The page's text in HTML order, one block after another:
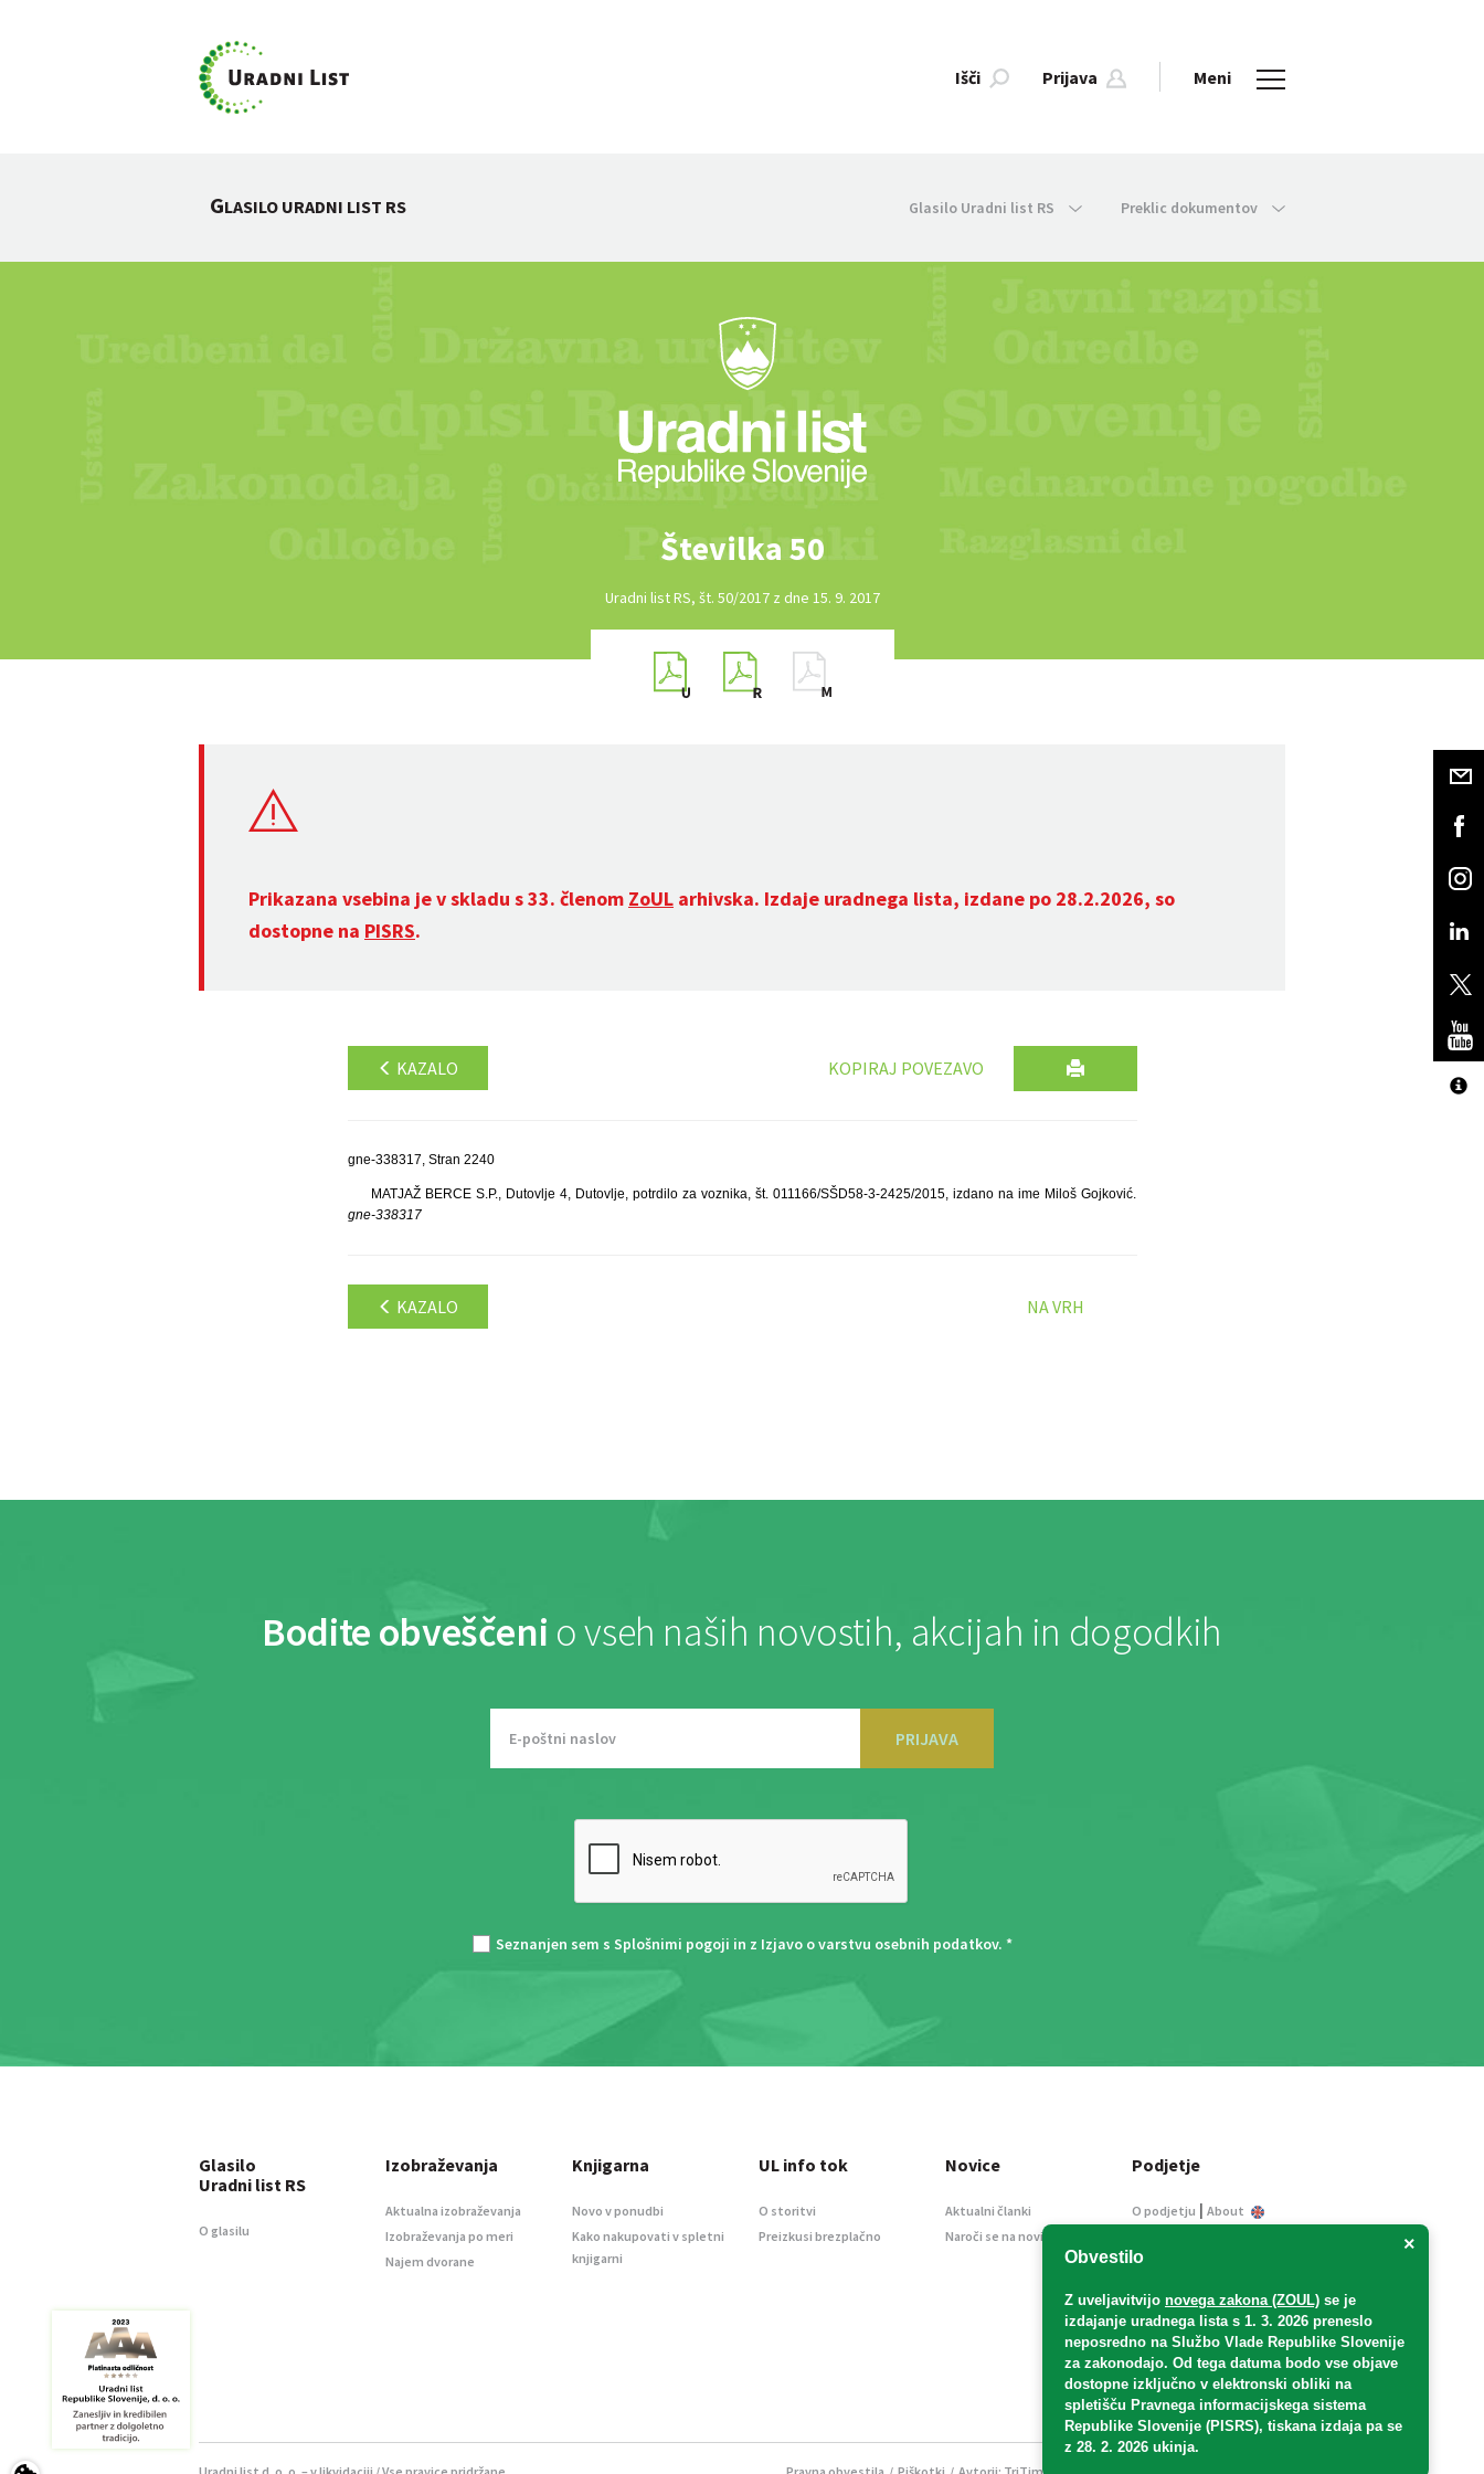
Išči Prijava Meni
GLASILO URADNI LIST RS Glasilo Uradni list RS Preklic dokumentov
Številka 50
Uradni list RS, št. 50/2017 z dne 15. 9. 2017
Prikazana vsebina je v skladu s 33. členom ZoUL arhivska. Izdaje uradnega lista, izdane po 28.2.2026, so
dostopne na PISRS.
KAZALO KOPIRAJ POVEZAVO
gne-338317, Stran 2240
MATJAŽ BERCE S.P., Dutovlje 4, Dutovlje, potrdilo za voznika, št. 011166/SŠD58-3-2425/2015, izdano na ime Miloš Gojković.
gne-338317
KAZALO NA VRH
Bodite obveščeni o vseh naših novostih, akcijah in dogodkih
PRIJAVA
Seznanjen sem s Splošnimi pogoji in z Izjavo o varstvu osebnih podatkov. *
×
Obvestilo
Z uveljavitvijo novega zakona (ZOUL) se je
izdajanje uradnega lista s 1. 3. 2026 preneslo
neposredno na Službo Vlade Republike Slovenije
za zakonodajo. Od tega datuma bodo vse objave
dostopne izključno v elektronski obliki na
spletišču Pravnega informacijskega sistema
Republike Slovenije (PISRS), tiskana izdaja pa se
z 28. 2. 2026 ukinja.
Glasilo
Uradni list RS
O glasilu
Izobraževanja
Aktualna izobraževanja
Izobraževanja po meri
Najem dvorane
Knjigarna
Novo v ponudbi
Kako nakupovati v spletni
knjigarni
UL info tok
O storitvi
Preizkusi brezplačno
Novice
Aktualni članki
Naroči se na novice
Podjetje
O podjetju | About
Informacije javnega
Oglaševanje
Splošni pogoji
Izjava o varstvu osebnih
podatkov
E-dražbe